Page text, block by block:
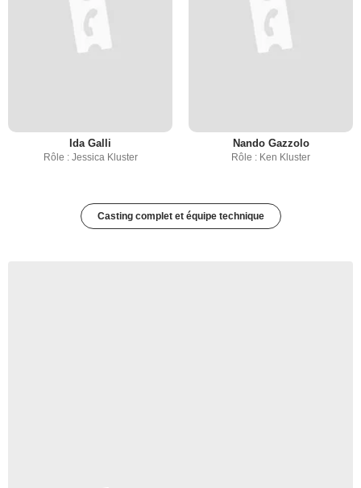
Ida Galli
Rôle : Jessica Kluster
Nando Gazzolo
Rôle : Ken Kluster
Casting complet et équipe technique